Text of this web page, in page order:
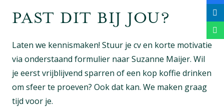
PAST DIT BIJ JOU?
Laten we kennismaken! Stuur je cv en korte motivatie
via onderstaand formulier naar Suzanne Maijer. Wil
je eerst vrijblijvend sparren of een kop koffie drinken
om sfeer te proeven? Ook dat kan. We maken graag
tijd voor je.